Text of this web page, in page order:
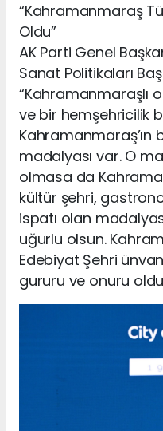
“Kahramanmaraş
Oldu”
AK Parti Genel
Sanat Politikaları
“Kahramanmaraşlı
ve bir hemşehricilik
Kahramanmaraş’ın
madalyası var. O
olmasa da
kültür şehri,
ispatı olan
uğurlu olsun.
Edebiyat Şehri
gururu ve onuru